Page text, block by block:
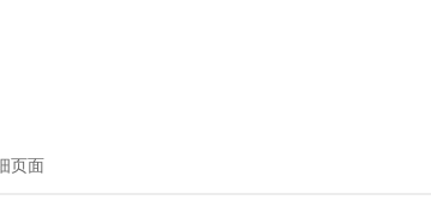
页面